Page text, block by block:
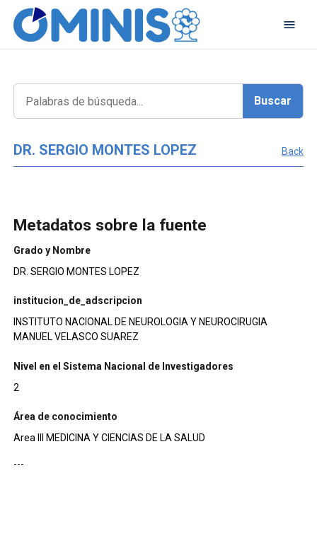
DR. SERGIO MONTES LOPEZ Back
Metadatos sobre la fuente
Grado y Nombre
DR. SERGIO MONTES LOPEZ
institucion_de_adscripcion
INSTITUTO NACIONAL DE NEUROLOGIA Y NEUROCIRUGIA
MANUEL VELASCO SUAREZ
Nivel en el Sistema Nacional de Investigadores
2
Área de conocimiento
Area III MEDICINA Y CIENCIAS DE LA SALUD
---